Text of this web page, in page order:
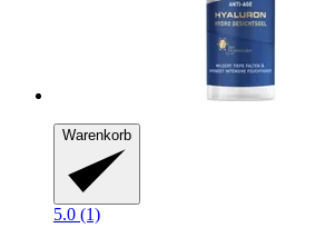
Warenkorb
5.0 (1)